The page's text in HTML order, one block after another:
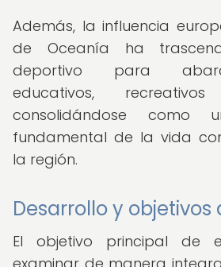
Además, la influencia
de Oceanía ha
deportivo para
educativos,
consolidándose como
fundamental de la vida
la región.
Desarrollo y
El objetivo principal de